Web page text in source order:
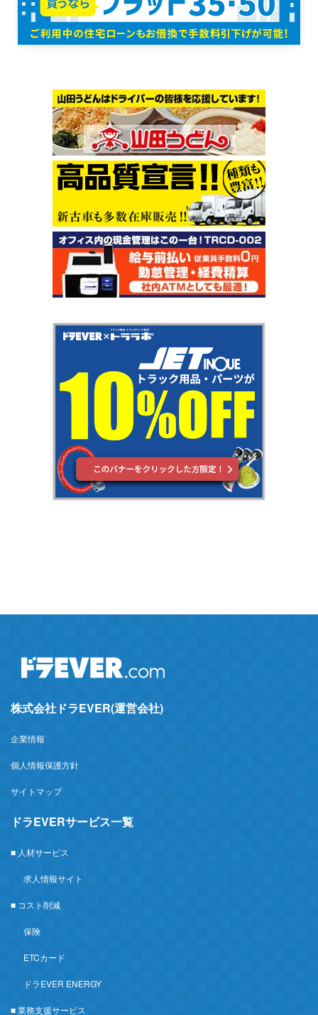
株式会社ドラEVER(運営会社)
企業情報
個人情報保護方針
サイトマップ
ドラEVERサービス一覧
■ 人材サービス
求人情報サイト
■ コスト削減
保険
ETCカード
ドラEVER ENERGY
■ 業務支援サービス